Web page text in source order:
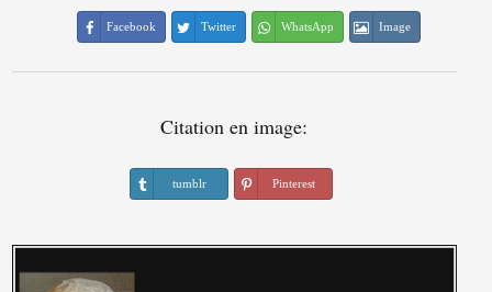
Facebook Twitter WhatsApp Image
Citation en image:
tumblr Pinterest